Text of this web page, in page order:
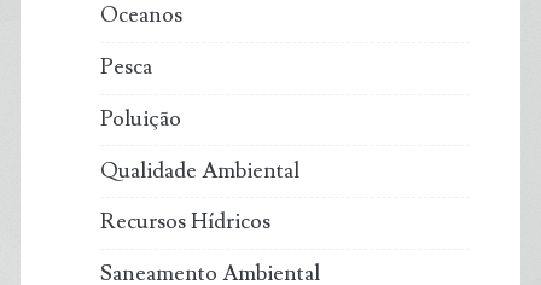
Oceanos
Pesca
Poluição
Qualidade Ambiental
Recursos Hídricos
Saneamento Ambiental